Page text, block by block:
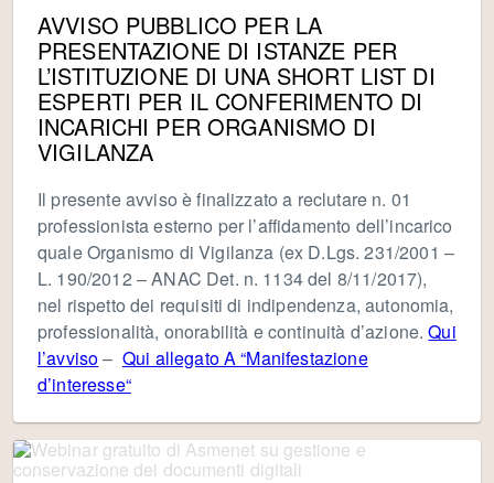
AVVISO PUBBLICO PER LA
PRESENTAZIONE DI ISTANZE PER
L’ISTITUZIONE DI UNA SHORT LIST DI
ESPERTI PER IL CONFERIMENTO DI
INCARICHI PER ORGANISMO DI
VIGILANZA
Il presente avviso è finalizzato a reclutare n. 01
professionista esterno per l’affidamento dell’incarico
quale Organismo di Vigilanza (ex D.Lgs. 231/2001 –
L. 190/2012 – ANAC Det. n. 1134 del 8/11/2017),
nel rispetto dei requisiti di indipendenza, autonomia,
professionalità, onorabilità e continuità d’azione.Qui
l’avviso– Qui allegato A “Manifestazione
d’interesse“